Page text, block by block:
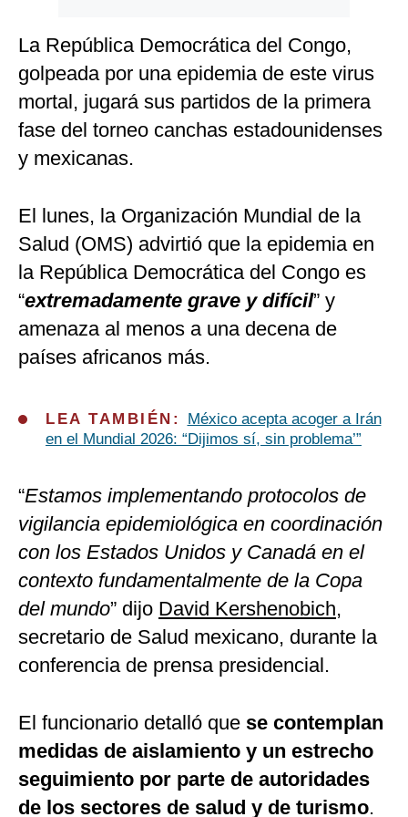
La República Democrática del Congo,
golpeada por una epidemia de este virus
mortal, jugará sus partidos de la primera
fase del torneo canchas estadounidenses
y mexicanas.
El lunes, la Organización Mundial de la
Salud (OMS) advirtió que la epidemia en
la República Democrática del Congo es
“extremadamente grave y difícil” y
amenaza al menos a una decena de
países africanos más.
LEA TAMBIÉN:
México acepta acoger a Irán
en el Mundial 2026: “Dijimos sí, sin problema’”
“Estamos implementando protocolos de
vigilancia epidemiológica en coordinación
con los Estados Unidos y Canadá en el
contexto fundamentalmente de la Copa
del mundo” dijo David Kershenobich,
secretario de Salud mexicano, durante la
conferencia de prensa presidencial.
El funcionario detalló que se contemplan
medidas de aislamiento y un estrecho
seguimiento por parte de autoridades
de los sectores de salud y de turismo.